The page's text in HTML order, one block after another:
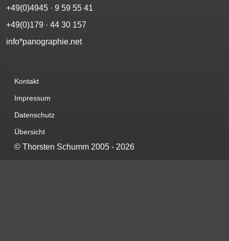
+49(0)4945 · 9 59 55 41
+49(0)179 · 44 30 157‬
info*panographie.net
Kontakt
Impressum
Datenschutz
Übersicht
© Thorsten Schumm 2005 - 2026